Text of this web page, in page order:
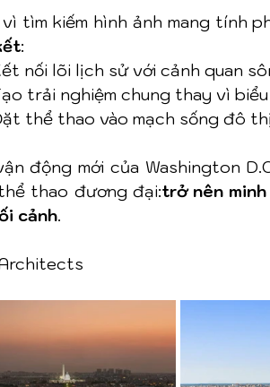
vì tìm kiếm hình ảnh mang tính
:
nối lõi lịch sử với cảnh quan
trải nghiệm chung thay vì
thể thao vào mạch sống đô
động mới của Washington
thao đương đại:trở nên
cảnh.